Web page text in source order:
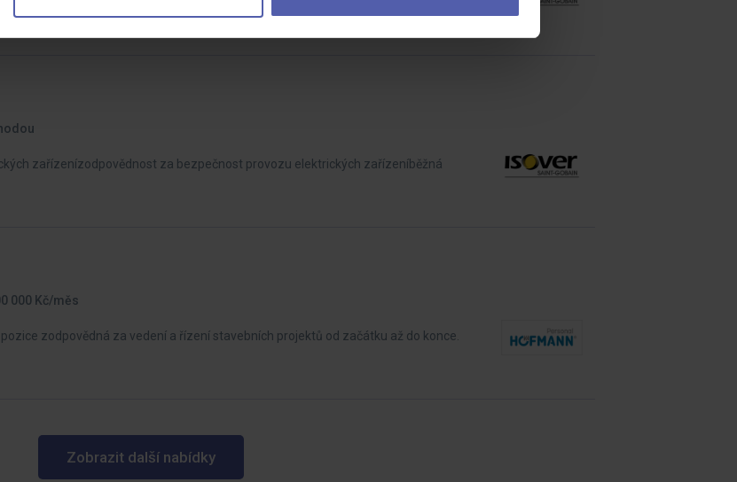
zařízenízodpovědnost za bezpečnost provozu elektrických zařízeníběžná
000 Kč/měs
zodpovědná za vedení a řízení stavebních projektů od začátku až do konce.
Zobrazit další nabídky